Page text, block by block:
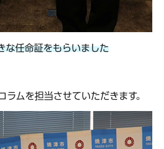
な任命証をもらいました
ラムを担当させていただきます。